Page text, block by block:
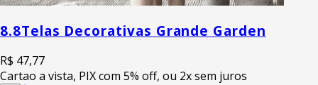
8.8Telas Decorativas Grande Garden
R$ 47,77
Cartao a vista, PIX com 5% off, ou 2x sem juros